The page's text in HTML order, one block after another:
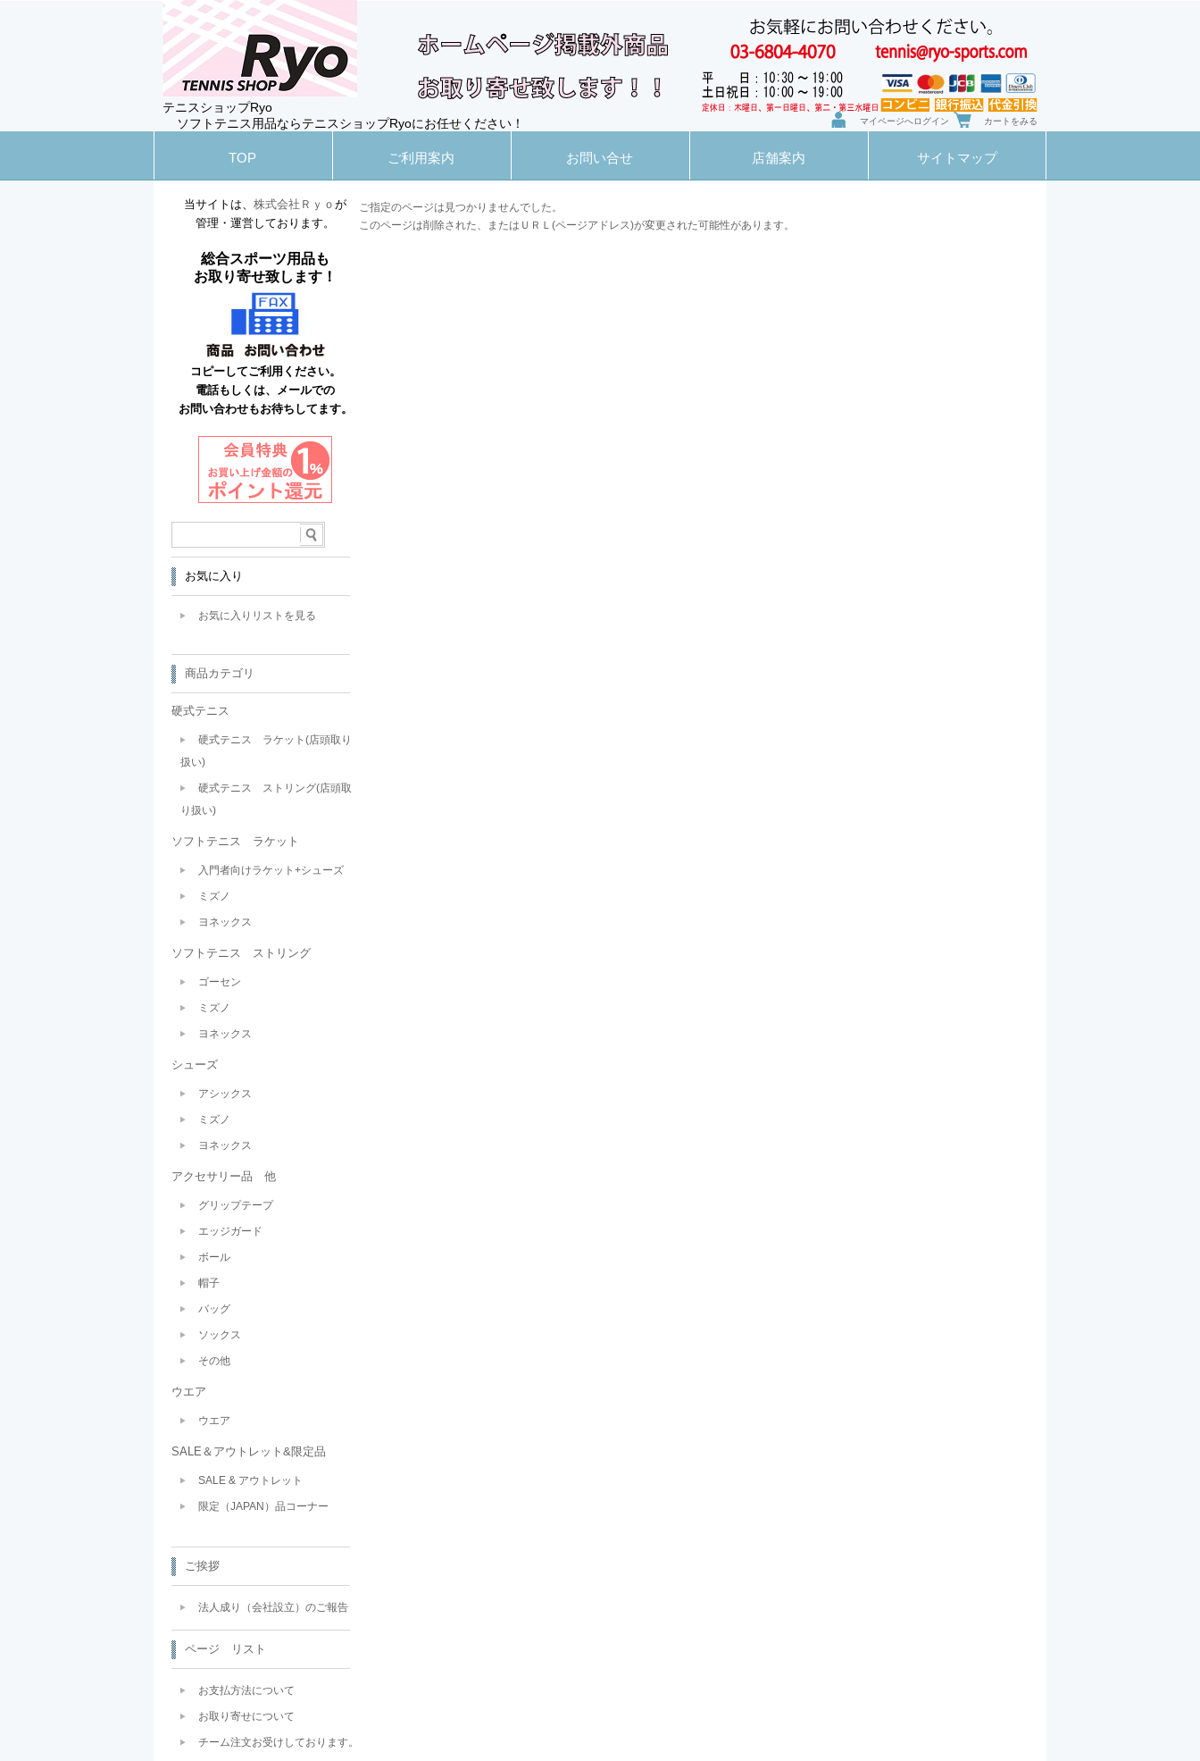
テニスショップRyo
ソフトテニス用品ならテニスショップRyoにお任せください！
マイページへログイン カートをみる
TOP ご利用案内 お問い合せ 店舗案内 サイトマップ
ご指定のページは見つかりませんでした。
このページは削除された、またはＵＲＬ(ページアドレス)が変更された可能性があります。
当サイトは、 株式会社Ｒｙｏ が
管理・運営しております。
総合スポーツ用品も
お取り寄せ致します！
コピーしてご利用ください。
電話もしくは、メールでの
お問い合わせもお待ちしてます。
お気に入り
お気に入りリストを見る
商品カテゴリ
硬式テニス
硬式テニス ラケット(店頭取り
扱い)
硬式テニス ストリング(店頭取
り扱い)
ソフトテニス ラケット
入門者向けラケット+シューズ
ミズノ
ヨネックス
ソフトテニス ストリング
ゴーセン
ミズノ
ヨネックス
シューズ
アシックス
ミズノ
ヨネックス
アクセサリー品 他
グリップテープ
エッジガード
ボール
帽子
バッグ
ソックス
その他
ウエア
ウエア
SALE＆アウトレット&限定品
SALE & アウトレット
限定（JAPAN）品コーナー
ご挨拶
法人成り（会社設立）のご報告
ページ リスト
お支払方法について
お取り寄せについて
チーム注文お受けしております。